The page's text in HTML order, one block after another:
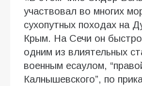
участвовал во многих
сухопутных походах на
Крым. На Сечи он
одним из влиятельных
военным есаулом,
Калнышевского”, по